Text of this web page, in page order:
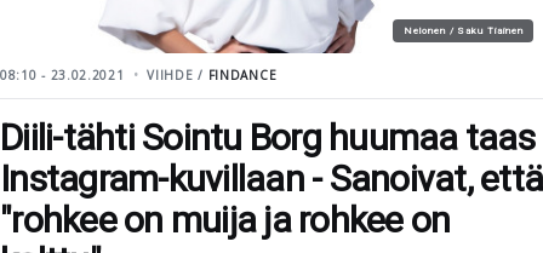
Nelonen / Saku Tiainen
08:10 - 23.02.2021 VIIHDE / FINDANCE
Diili-tähti Sointu Borg huumaa taas
Instagram-kuvillaan - Sanoivat, että
"rohkee on muija ja rohkee on